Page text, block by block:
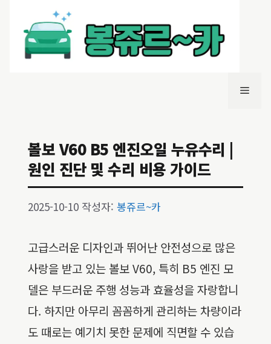
메
볼보 V60 B5 엔진오일 누유수리 |
원인 진단 및 수리 비용 가이드
2025-10-10 작성자: 봉쥬르~카
고급스러운 디자인과 뛰어난 안전성으로 많은
사랑을 받고 있는 볼보 V60, 특히 B5 엔진 모
델은 부드러운 주행 성능과 효율성을 자랑합니
다. 하지만 아무리 꼼꼼하게 관리하는 차량이라
도 때로는 예기치 못한 문제에 직면할 수 있습